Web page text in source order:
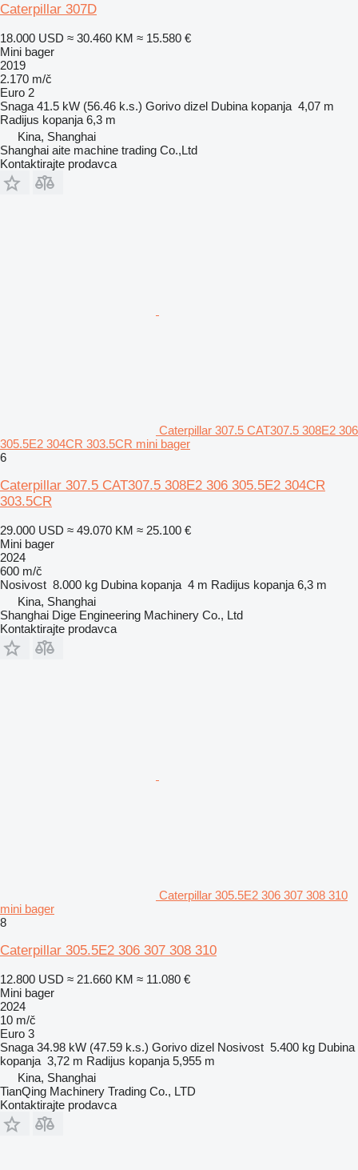
Caterpillar 307D
18.000 USD ≈ 30.460 KM ≈ 15.580 €
Mini bager
2019
2.170 m/č
Euro 2
Snaga 41.5 kW (56.46 k.s.) Gorivo dizel Dubina kopanja 4,07 m
Radijus kopanja 6,3 m
Kina, Shanghai
Shanghai aite machine trading Co.,Ltd
Kontaktirajte prodavca
Caterpillar 307.5 CAT307.5 308E2 306
305.5E2 304CR 303.5CR mini bager
6
Caterpillar 307.5 CAT307.5 308E2 306 305.5E2 304CR
303.5CR
29.000 USD ≈ 49.070 KM ≈ 25.100 €
Mini bager
2024
600 m/č
Nosivost 8.000 kg Dubina kopanja 4 m Radijus kopanja 6,3 m
Kina, Shanghai
Shanghai Dige Engineering Machinery Co., Ltd
Kontaktirajte prodavca
Caterpillar 305.5E2 306 307 308 310
mini bager
8
Caterpillar 305.5E2 306 307 308 310
12.800 USD ≈ 21.660 KM ≈ 11.080 €
Mini bager
2024
10 m/č
Euro 3
Snaga 34.98 kW (47.59 k.s.) Gorivo dizel Nosivost 5.400 kg Dubina
kopanja 3,72 m Radijus kopanja 5,955 m
Kina, Shanghai
TianQing Machinery Trading Co., LTD
Kontaktirajte prodavca